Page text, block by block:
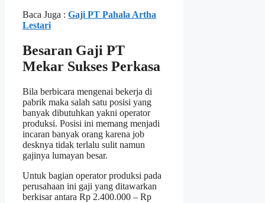
Baca Juga : Gaji PT Pahala Artha
Lestari
Besaran Gaji PT
Mekar Sukses Perkasa
Bila berbicara mengenai bekerja di
pabrik maka salah satu posisi yang
banyak dibutuhkan yakni operator
produksi. Posisi ini memang menjadi
incaran banyak orang karena job
desknya tidak terlalu sulit namun
gajinya lumayan besar.
Untuk bagian operator produksi pada
perusahaan ini gaji yang ditawarkan
berkisar antara Rp 2.400.000 – Rp